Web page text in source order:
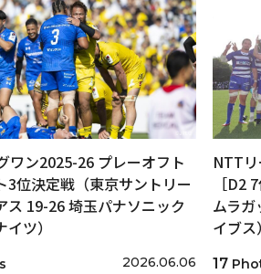
ワン2025-26 プレーオフト
3位決定戦（東京サントリー
ス 19-26 埼玉パナソニック
ツ）
2026.06.06
NTT
［D2
ムラ
イブス）
17